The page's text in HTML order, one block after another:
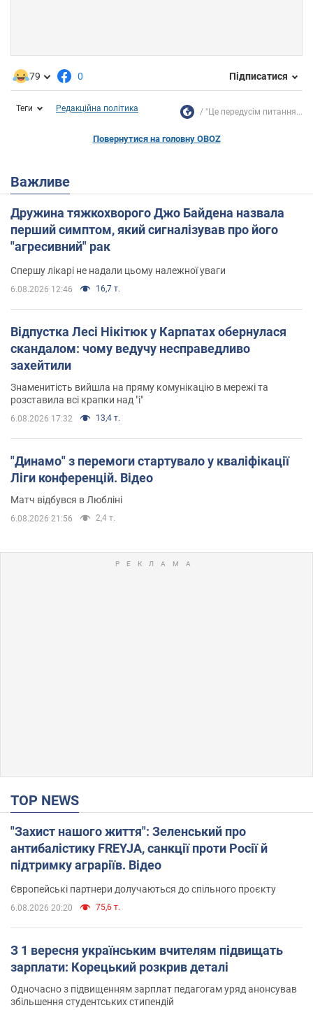
79 0 Підписатися
Теги Редакційна політика "Це передусім питання...
Повернутися на головну OBOZ
Важливе
Дружина тяжкохворого Джо Байдена назвала
перший симптом, який сигналізував про його
"агресивний" рак
Спершу лікарі не надали цьому належної уваги
6.08.2026 12:46 16,7 т.
Відпустка Лесі Нікітюк у Карпатах обернулася
скандалом: чому ведучу несправедливо
захейтили
Знаменитість вийшла на пряму комунікацію в мережі та
розставила всі крапки над "і"
6.08.2026 17:32 13,4 т.
"Динамо" з перемоги стартувало у кваліфікації
Ліги конференцій. Відео
Матч відбувся в Любліні
6.08.2026 21:56 2,4 т.
TOP NEWS
"Захист нашого життя": Зеленський про
антибалістику FREYJA, санкції проти Росії й
підтримку аграріїв. Відео
Європейські партнери долучаються до спільного проєкту
6.08.2026 20:20 75,6 т.
З 1 вересня українським вчителям підвищать
зарплати: Корецький розкрив деталі
Одночасно з підвищенням зарплат педагогам уряд анонсував
збільшення студентських стипендій